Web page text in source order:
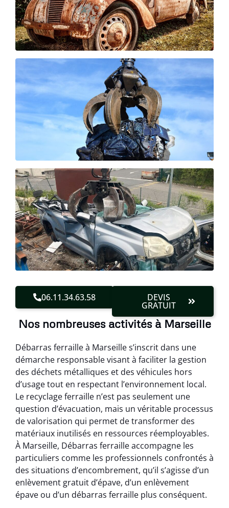
06.11.34.63.58 DEVIS
GRATUIT
Nos nombreuses activités à Marseille
Débarras ferraille à Marseille s’inscrit dans une
démarche responsable visant à faciliter la gestion
des déchets métalliques et des véhicules hors
d’usage tout en respectant l’environnement local.
Le recyclage ferraille n’est pas seulement une
question d’évacuation, mais un véritable processus
de valorisation qui permet de transformer des
matériaux inutilisés en ressources réemployables.
À Marseille, Débarras ferraille accompagne les
particuliers comme les professionnels confrontés à
des situations d’encombrement, qu’il s’agisse d’un
enlèvement gratuit d’épave, d’un enlèvement
épave ou d’un débarras ferraille plus conséquent.